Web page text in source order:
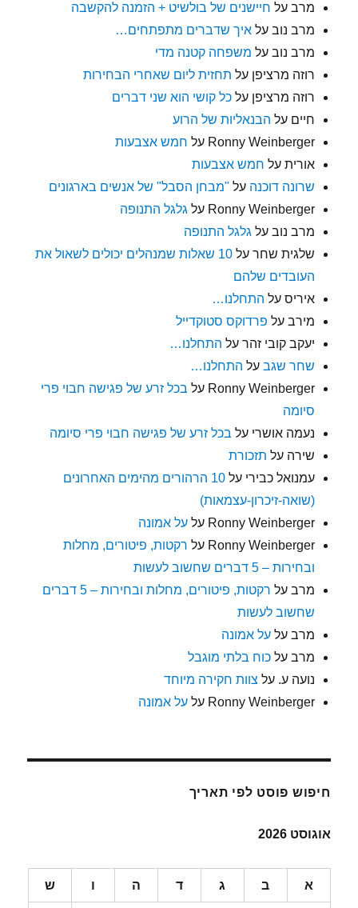
מרב על חיישנים של בולשיט + הזמנה להקשבה
מרב נוב עלאיך שדברים מתפתחים…
מרב נוב על משפחה קטנה מדי
רוזה מרציפן על תחזית ליום שאחרי הבחירות
רוזה מרציפן עלכל קושי הוא שני דברים
חיים על הבנאליות של הרוע
Ronny Weinberger על חמש אצבעות
אורית על חמש אצבעות
שרונה דוכנה על "מבחן הסבל" של אנשים בארגונים
Ronny Weinberger על גלגל התנופה
מרב נוב על גלגל התנופה
שלגית שחר על
10 שאלות שמנהלים יכולים לשאול את
העובדים שלהם
איריס על התחלנו…
מירב על פרדוקס סטוקדייל
יעקב קובי זהר על התחלנו…
שחר שגב על התחלנו…
Ronny Weinberger על בכל זרע של פגישה חבוי פרי
סיומה
נעמה אושרי על בכל זרע של פגישה חבוי פרי סיומה
שירה על תזכורת
עמנואל כבירי על
10 הרהורים מהימים האחרונים
(שואה-זיכרון-עצמאות)
Ronny Weinberger עלעל אמונה
Ronny Weinberger על רקטות, פיטורים, מחלות
ובחירות – 5 דברים שחשוב לעשות
מרב על
רקטות, פיטורים, מחלות ובחירות – 5 דברים
שחשוב לעשות
מרב עלעל אמונה
מרב עלכוח בלתי מוגבל
נועה ע. על צוות חקירה מיוחד
Ronny Weinberger עלעל אמונה
חיפוש פוסט לפי תאריך
אוגוסט 2026
א ב ג ד ה ו ש